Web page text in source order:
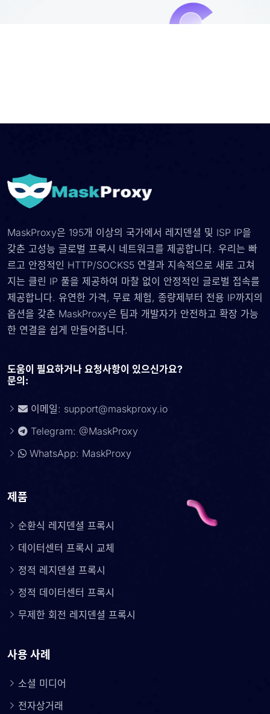
MaskProxy은 195개 이상의 국가에서 레지덴셜 및 ISP IP을
갖춘 고성능 글로벌 프록시 네트워크를 제공합니다. 우리는 빠
르고 안정적인 HTTP/SOCKS5 연결과 지속적으로 새로 고쳐
지는 클린 IP 풀을 제공하여 마찰 없이 안정적인 글로벌 접속를
제공합니다. 유연한 가격, 무료 체험, 종량제부터 전용 IP까지의
옵션을 갖춘 MaskProxy은 팀과 개발자가 안전하고 확장 가능
한 연결을 쉽게 만들어줍니다.
도움이 필요하거나 요청사항이 있으신가요?
문의:
이메일: support@maskproxy.io
Telegram: @MaskProxy
WhatsApp: MaskProxy
제품
순환식 레지덴셜 프록시
데이터센터 프록시 교체
정적 레지덴셜 프록시
정적 데이터센터 프록시
무제한 회전 레지덴셜 프록시
사용 사례
소셜 미디어
전자상거래